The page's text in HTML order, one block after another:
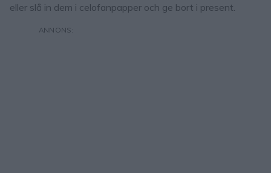
eller slå in dem i celofanpapper och ge bort i present.